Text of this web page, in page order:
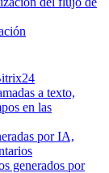
a texto,
en las
por IA,
generados por